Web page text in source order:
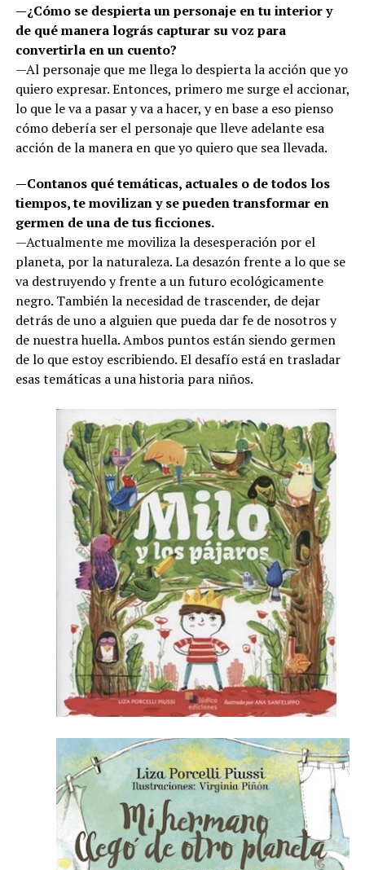
—¿Cómo se despierta un personaje en tu interior y
de qué manera lográs capturar su voz para
convertirla en un cuento?
—Al personaje que me llega lo despierta la acción que yo
quiero expresar. Entonces, primero me surge el accionar,
lo que le va a pasar y va a hacer, y en base a eso pienso
cómo debería ser el personaje que lleve adelante esa
acción de la manera en que yo quiero que sea llevada.
—Contanos qué temáticas, actuales o de todos los
tiempos, te movilizan y se pueden transformar en
germen de una de tus ficciones.
—Actualmente me moviliza la desesperación por el
planeta, por la naturaleza. La desazón frente a lo que se
va destruyendo y frente a un futuro ecológicamente
negro. También la necesidad de trascender, de dejar
detrás de uno a alguien que pueda dar fe de nosotros y
de nuestra huella. Ambos puntos están siendo germen
de lo que estoy escribiendo. El desafío está en trasladar
esas temáticas a una historia para niños.